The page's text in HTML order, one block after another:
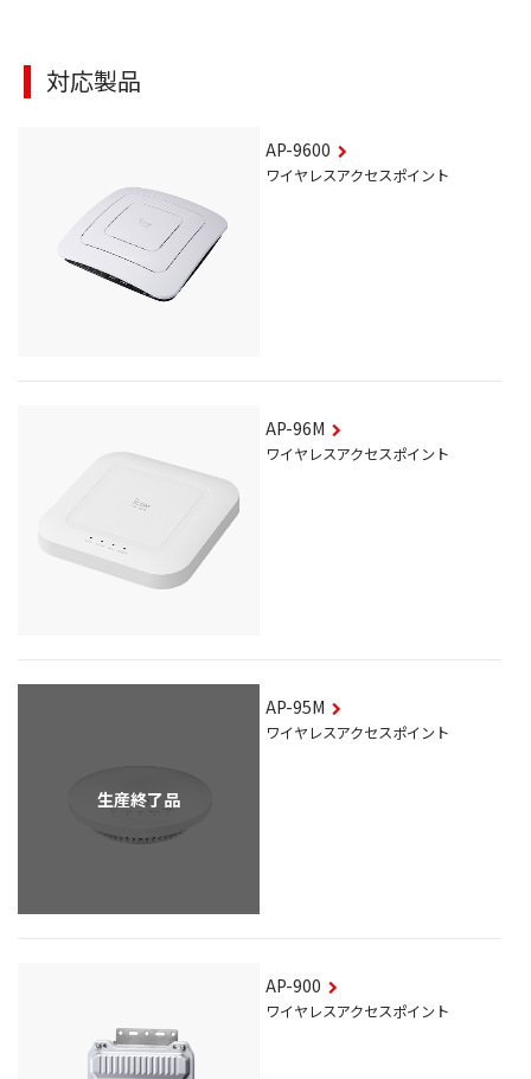
対応製品
AP-9600
ワイヤレスアクセスポイント
AP-96M
ワイヤレスアクセスポイント
生産終了品
AP-95M
ワイヤレスアクセスポイント
AP-900
ワイヤレスアクセスポイント